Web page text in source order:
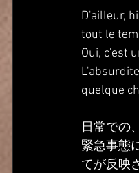
D'ailleur,
tout le
Oui, c'est
quelque
日常での
緊急事態
てが反映